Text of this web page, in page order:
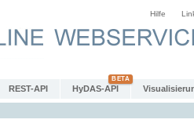
Hilfe
REST-API HyDAS-API